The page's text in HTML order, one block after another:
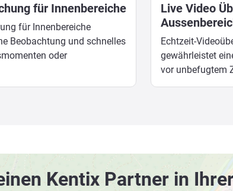
für Innenbereiche
für Innenbereiche
Beobachtung und schnelles
oder
Live Video
Echtzeit-
gewährleistet
vor unbefugtem
Kentix Partner in